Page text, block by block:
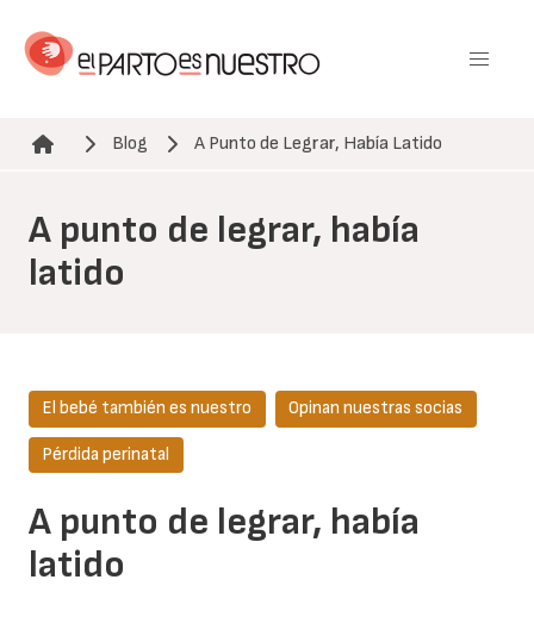
contenido
Ruta de navegación
Blog A Punto de Legrar, Había Latido
A punto de legrar, había
latido
A punto de legrar, había
latido
El bebé también es nuestro Opinan nuestras socias
Pérdida perinatal